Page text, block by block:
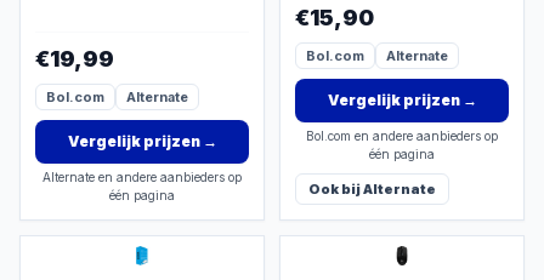
€19,99
Bol.com Alternate
Vergelijk prijzen→
Alternate en andere aanbieders op
één pagina
€15,90
Bol.com Alternate
Vergelijk prijzen→
Bol.com en andere aanbieders op
één pagina
Ook bijAlternate